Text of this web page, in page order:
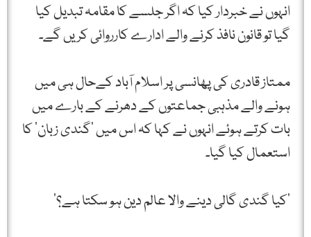
انہوں نے خبردار کیا کہ اگر جلسے کا مقامہ تبدیل کیا
گیا تو قانون نافذ کرنے والے ادارے کارروائی کریں گے۔
ممتاز قادری کی پھانسی پر اسلام آباد کےحال ہی میں
ہونے والے مذہبی جماعتوں کے دھرنے کے بارے میں
بات کرتے ہوئے انہوں نے کہا کہ اس میں ‘گندی زبان’ کا
استعمال کیا گیا۔
‘کیا گندی گالی دینے والا عالم دین ہو سکتا ہے؟’